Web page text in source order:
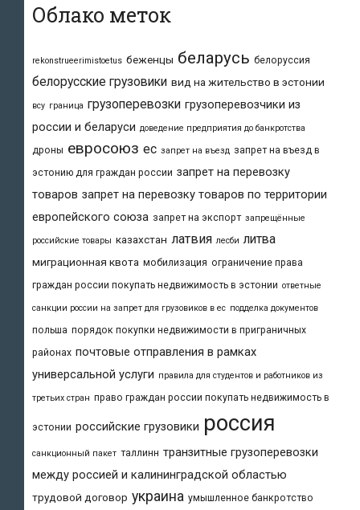
Облако меток
rekonstrueerimistoetus беженцы беларусь белоруссия
белорусские грузовики вид на жительство в эстонии
всу граница грузоперевозки грузоперевозчики из
россии и беларуси доведение предприятия до банкротства
дроны евросоюз ес запрет на въезд запрет на въезд в
эстонию для граждан россии запрет на перевозку
товаров запрет на перевозку товаров по территории
европейского союза запрет на экспорт запрещённые
российские товары казахстан латвия лесби литва
миграционная квота мобилизация ограничение права
граждан россии покупать недвижимость в эстонии ответные
санкции россии на запрет для грузовиков в ес подделка документов
польша порядок покупки недвижимости в приграничных
районах почтовые отправления в рамках
универсальной услуги правила для студентов и работников из
третьих стран право граждан россии покупать недвижимость в
эстонии российские грузовики россия
санкционный пакет таллинн транзитные грузоперевозки
между россией и калининградской областью
трудовой договор украина умышленное банкротство